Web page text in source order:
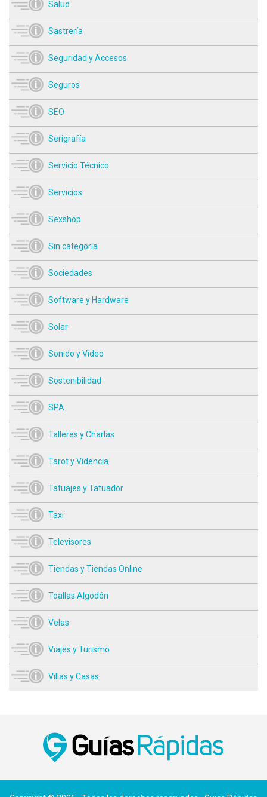
Salud
Sastrería
Seguridad y Accesos
Seguros
SEO
Serigrafía
Servicio Técnico
Servicios
Sexshop
Sin categoría
Sociedades
Software y Hardware
Solar
Sonido y Vídeo
Sostenibilidad
SPA
Talleres y Charlas
Tarot y Videncia
Tatuajes y Tatuador
Taxi
Televisores
Tiendas y Tiendas Online
Toallas Algodón
Velas
Viajes y Turismo
Villas y Casas